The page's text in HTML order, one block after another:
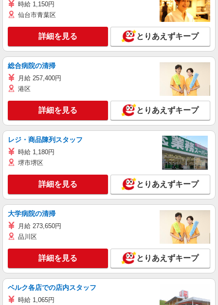
時給 1,150円
仙台市青葉区
詳細を見る とりあえずキープ
総合病院の清掃
月給 257,400円
港区
詳細を見る とりあえずキープ
レジ・商品陳列スタッフ
時給 1,180円
堺市堺区
詳細を見る とりあえずキープ
大学病院の清掃
月給 273,650円
品川区
詳細を見る とりあえずキープ
ベルク各店での店内スタッフ
時給 1,065円